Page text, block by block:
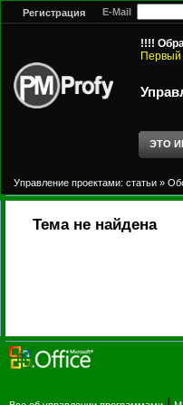
Регистрация E-Mail
!!!!
Первый
ЭТО
Управление проектами: статьи »
Тема не найдена